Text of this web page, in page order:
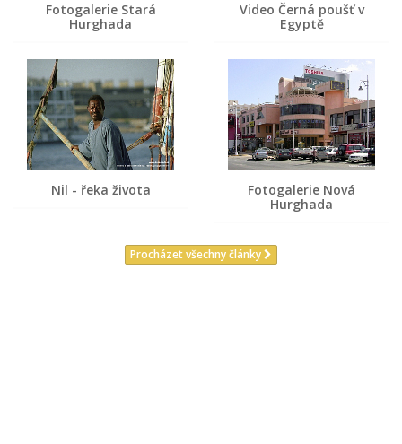
Fotogalerie Stará
Hurghada
Video Černá poušť v
Egyptě
Nil - řeka života
Fotogalerie Nová
Hurghada
Procházet všechny články